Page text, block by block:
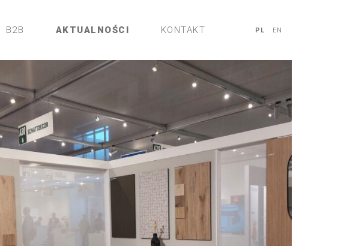
B2B AKTUALNOŚCI KONTAKT PL EN